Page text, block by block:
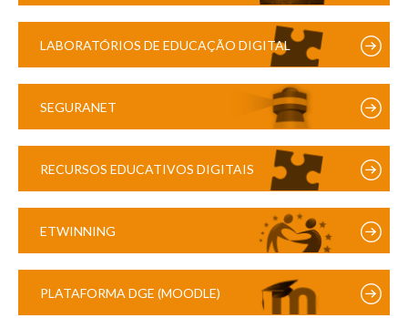
LABORATÓRIOS DE EDUCAÇÃO DIGITAL
SEGURANET
RECURSOS EDUCATIVOS DIGITAIS
ETWINNING
PLATAFORMA DGE (MOODLE)